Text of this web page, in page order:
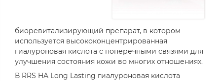
биоревитализирующий препарат, в котором
используется высококонцентрированная
гиалуроновая кислота с поперечными связями для
улучшения состояния кожи во многих отношениях.
В RRS HA Long Lasting гиалуроновая кислота